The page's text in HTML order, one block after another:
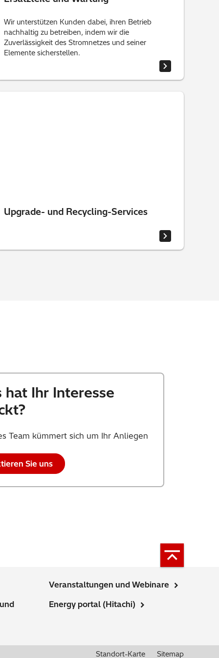
Wir unterstützen Kunden dabei, ihren Betrieb
nachhaltig zu betreiben, indem wir die
Zuverlässigkeit des Stromnetzes und seiner
Elemente sicherstellen.
Upgrade- und Recycling-Services
hat Ihr Interesse
Team kümmert sich um Ihr Anliegen
Sie uns
Veranstaltungen und Webinare
Energy portal (Hitachi)
Standort-Karte Sitemap